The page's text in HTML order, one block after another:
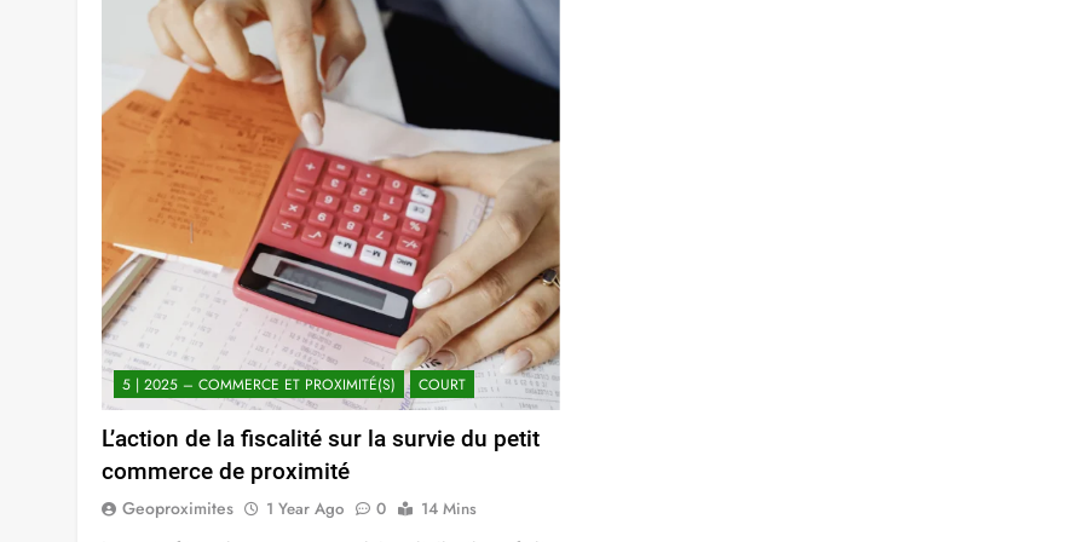
5 | 2025 – COMMERCE ET PROXIMITÉ(S) COURT
L’action de la fiscalité sur la survie du petit
commerce de proximité
Geoproximites 1 Year Ago 0
14 Mins